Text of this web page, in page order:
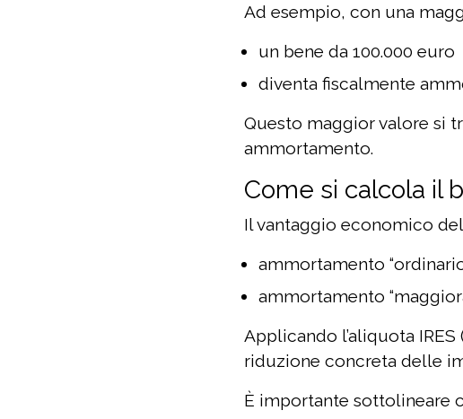
Ad esempio, con una
un bene da 100.000 euro
diventa fiscalmente
Questo maggior valore si
ammortamento.
Come si calcola il
Il vantaggio economico
ammortamento
ammortamento
Applicando l’aliquota
riduzione concreta delle
È importante sottolineare